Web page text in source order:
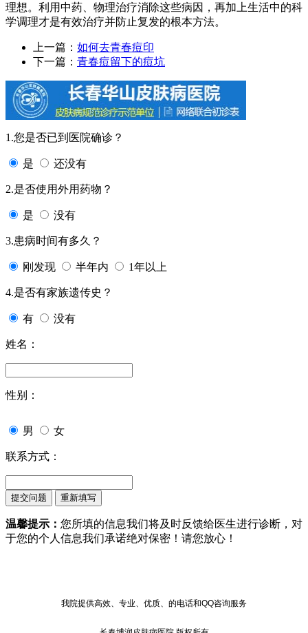
理想。利用中药、物理治疗消除这些病因，再加上生活中的科
学调理才是有效治疗并防止复发的根本方法。
上一篇： 如何去青春痘印
下一篇： 青春痘留下的痘坑
1.您是否已到医院确诊？
是 还没有
2.是否使用外用药物？
是 没有
3.患病时间有多久？
刚发现 半年内 1年以上
4.是否有家族遗传史？
有 没有
姓名：
性别：
男 女
联系方式：
温馨提示： 您所填的信息我们将及时反馈给医生进行诊断，对
于您的个人信息我们承诺绝对保密！请您放心！
我院提供高效、专业、优质、的电话和QQ咨询服务